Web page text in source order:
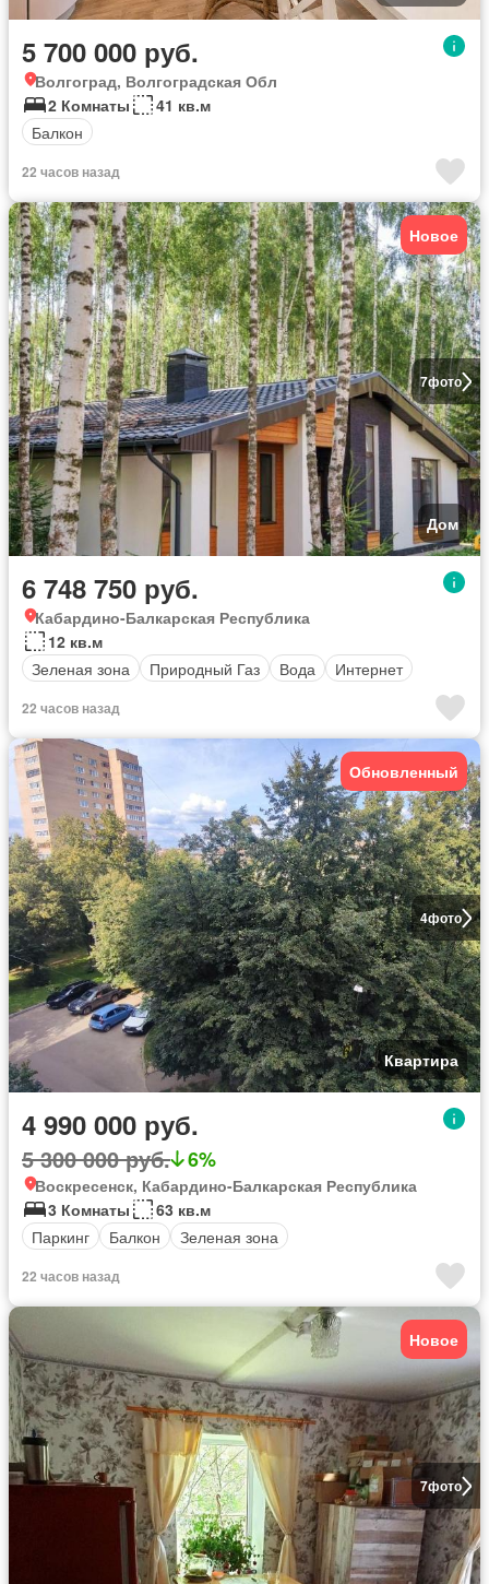
5 700 000 руб.
Волгоград, Волгоградская Обл
2 Комнаты
41 кв.м
Балкон
22 часов назад
7фото
Новое
Дом
6 748 750 руб.
Кабардино-Балкарская Республика
12 кв.м
Зеленая зона
Природный Газ Вода Интернет
22 часов назад
4фото
Обновленный
Квартира
4 990 000 руб.
5 300 000 руб. 6%
Воскресенск, Кабардино-Балкарская Республика
3 Комнаты
63 кв.м
Паркинг
Балкон Зеленая зона
22 часов назад
7фото
Новое